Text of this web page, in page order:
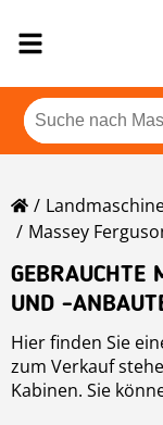
Massey
GEBRAUCHTE
UND -
Hier finden Sie
zum Verkauf
Kabinen. Sie